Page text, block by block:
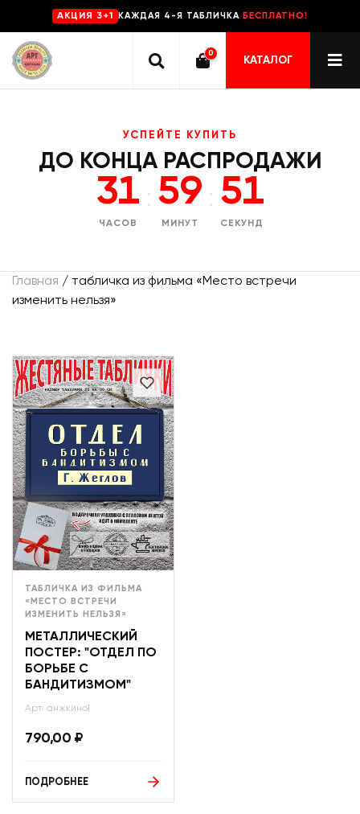
AKЦИЯ 3+1 КАЖДАЯ 4-Я ТАБЛИЧКА БЕСПЛАТНО!
0
КАТАЛОГ
УСПЕЙТЕ КУПИТЬ
ДО КОНЦА РАСПРОДАЖИ
31
ЧАСОВ
: 59
МИНУТ
: 51
СЕКУНД
Главная / табличка из фильма «Место встречи
изменить нельзя»
ТАБЛИЧКА ИЗ ФИЛЬМА
«МЕСТО ВСТРЕЧИ
ИЗМЕНИТЬ НЕЛЬЗЯ»
МЕТАЛЛИЧЕСКИЙ
ПОСТЕР: "ОТДЕЛ ПО
БОРЬБЕ С
БАНДИТИЗМОМ"
Арт: анжкино1
790,00 ₽
ПОДРОБНЕЕ